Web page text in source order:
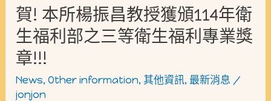
賀! 本所楊振昌教授獲頒114年衛
生福利部之三等衛生福利專業獎
章!!!
News,Other information, 其他資訊, 最新消息 /
jonjon
授
獲
頒
114
年